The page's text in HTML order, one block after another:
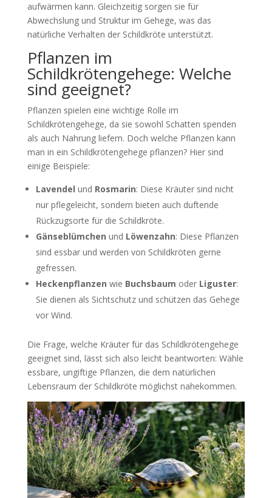
aufwärmen kann. Gleichzeitig sorgen sie für
Abwechslung und Struktur im Gehege, was das
natürliche Verhalten der Schildkröte unterstützt.
Pflanzen im
Schildkrötengehege: Welche
sind geeignet?
Pflanzen spielen eine wichtige Rolle im
Schildkrötengehege, da sie sowohl Schatten spenden
als auch Nahrung liefern. Doch welche Pflanzen kann
man in ein Schildkrötengehege pflanzen? Hier sind
einige Beispiele:
Lavendel und Rosmarin: Diese Kräuter sind nicht
nur pflegeleicht, sondern bieten auch duftende
Rückzugsorte für die Schildkröte.
Gänseblümchen und Löwenzahn: Diese Pflanzen
sind essbar und werden von Schildkröten gerne
gefressen.
Heckenpflanzen wie Buchsbaum oder Liguster:
Sie dienen als Sichtschutz und schützen das Gehege
vor Wind.
Die Frage, welche Kräuter für das Schildkrötengehege
geeignet sind, lässt sich also leicht beantworten: Wähle
essbare, ungiftige Pflanzen, die dem natürlichen
Lebensraum der Schildkröte möglichst nahekommen.